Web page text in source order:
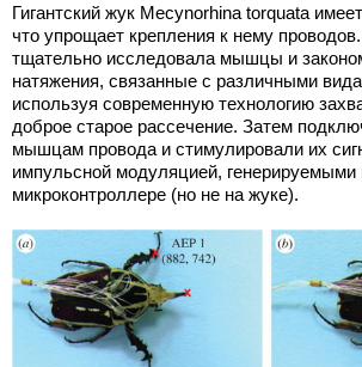
Гигантский жук Mecynorhina torquata
что упрощает крепления к нему
тщательно исследовала мышцы и
натяжения, связанные с различными
используя современную технологию
доброе старое рассечение. Затем
мышцам провода и стимулировали их
импульсной модуляцией, генерируемыми
микроконтроллере (но не на жуке).